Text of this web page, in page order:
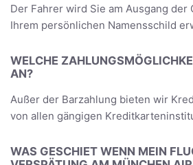
Der Fahrer wird Sie am Ausgang der
Ihrem persönlichen Namensschild
WELCHE
AN?
Außer der Barzahlung bieten wir
von allen gängigen
WAS GESCHIET WENN MEIN